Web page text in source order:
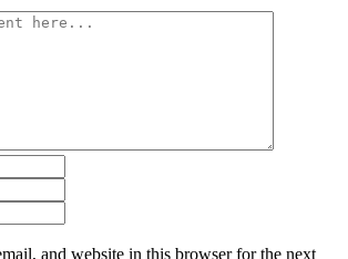
and website in this browser for the next